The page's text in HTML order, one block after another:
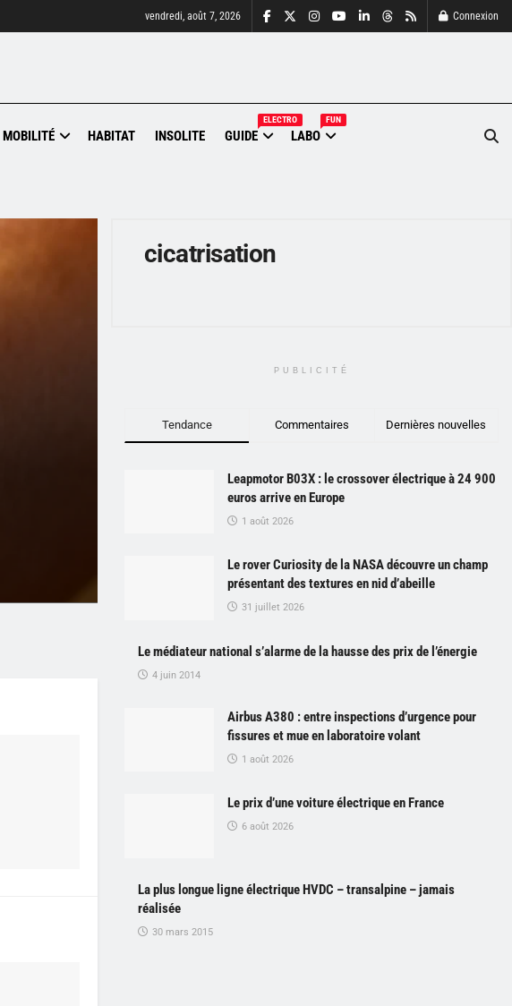
vendredi, août 7, 2026 Connexion
MOBILITÉ HABITAT INSOLITE GUIDE
ELECTRO
LABO
FUN
cicatrisation
PUBLICITÉ
Tendance Commentaires Dernières nouvelles
Leapmotor B03X : le crossover électrique à 24 900
euros arrive en Europe
1 août 2026
Le rover Curiosity de la NASA découvre un champ
présentant des textures en nid d’abeille
31 juillet 2026
Le médiateur national s’alarme de la hausse des prix de l’énergie
4 juin 2014
Airbus A380 : entre inspections d’urgence pour
fissures et mue en laboratoire volant
1 août 2026
Le prix d’une voiture électrique en France
6 août 2026
La plus longue ligne électrique HVDC – transalpine – jamais
réalisée
30 mars 2015